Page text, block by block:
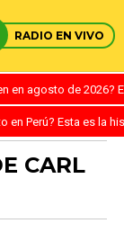
RADIO EN VIVO
en agosto de
en Perú? Esta es la
CARL